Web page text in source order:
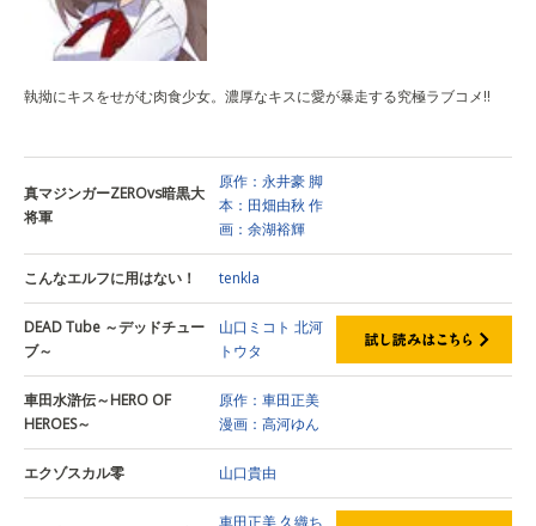
執拗にキスをせがむ肉食少女。濃厚なキスに愛が暴走する究極ラブコメ!!
真マジンガーZEROvs暗黒大
将軍
原作：永井豪 脚
本：田畑由秋 作
画：余湖裕輝
こんなエルフに用はない！ tenkla
DEAD Tube ～デッドチュー
ブ～
山口ミコト 北河
トウタ
車田水滸伝～HERO OF
HEROES～
原作：車田正美
漫画：高河ゆん
エクゾスカル零 山口貴由
車田正美 久織ち